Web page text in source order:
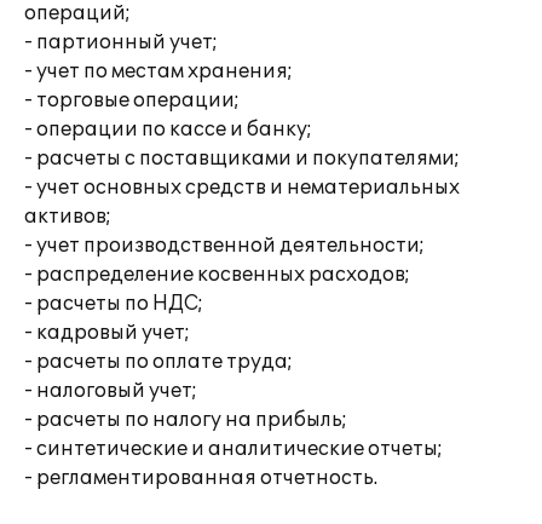
операций;
- партионный учет;
- учет по местам хранения;
- торговые операции;
- операции по кассе и банку;
- расчеты с поставщиками и покупателями;
- учет основных средств и нематериальных
активов;
- учет производственной деятельности;
- распределение косвенных расходов;
- расчеты по НДС;
- кадровый учет;
- расчеты по оплате труда;
- налоговый учет;
- расчеты по налогу на прибыль;
- синтетические и аналитические отчеты;
- регламентированная отчетность.